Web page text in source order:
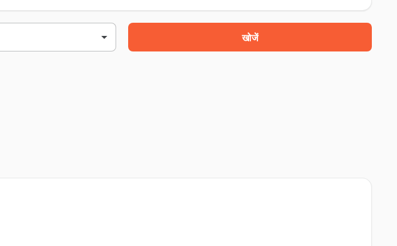
मेन रोहतक रोड, सोनीपत, 131001
खोजें